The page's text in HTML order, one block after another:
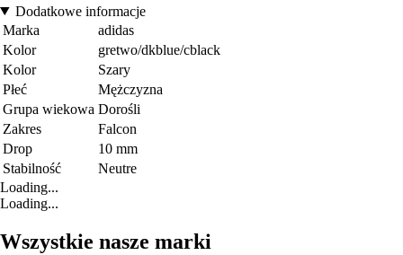
Dodatkowe informacje
Marka
adidas
Kolor
gretwo/dkblue/cblack
Kolor
Szary
Płeć
Mężczyzna
Grupa wiekowa Dorośli
Zakres
Falcon
Drop
10 mm
Stabilność
Neutre
Loading...
Loading...
Wszystkie nasze marki